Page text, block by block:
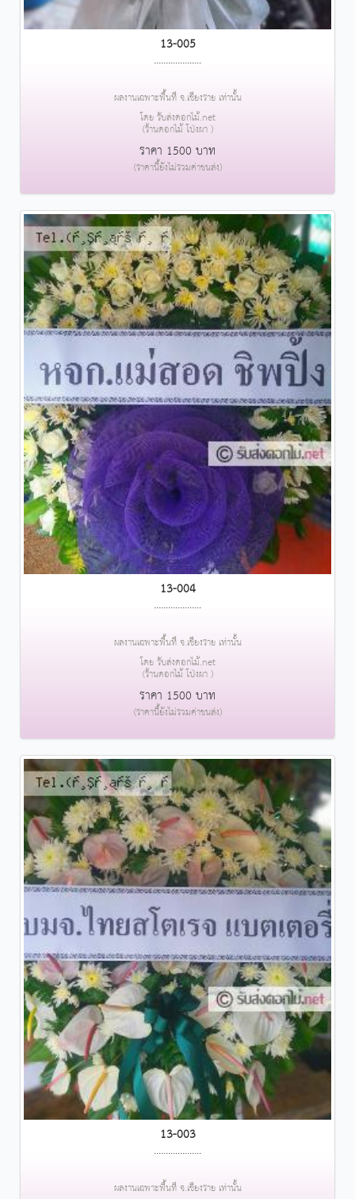
13-005
....................
ผลงานเฉพาะพื้นที่ จ.เชียงราย เท่านั้น
โดย รับส่งดอกไม้.net
(ร้านดอกไม้ โป่งผา )
ราคา 1500 บาท
(ราคานี้ยังไม่รวมค่าขนส่ง)
13-004
....................
ผลงานเฉพาะพื้นที่ จ.เชียงราย เท่านั้น
โดย รับส่งดอกไม้.net
(ร้านดอกไม้ โป่งผา )
ราคา 1500 บาท
(ราคานี้ยังไม่รวมค่าขนส่ง)
13-003
....................
ผลงานเฉพาะพื้นที่ จ.เชียงราย เท่านั้น